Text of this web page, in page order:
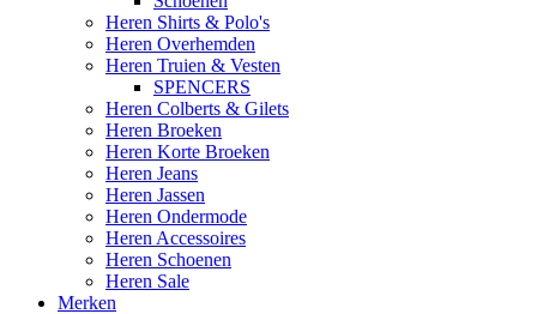
Heren Shirts & Polo's
Heren Overhemden
Heren Truien & Vesten
SPENCERS
Heren Colberts & Gilets
Heren Broeken
Heren Korte Broeken
Heren Jeans
Heren Jassen
Heren Ondermode
Heren Accessoires
Heren Schoenen
Heren Sale
Merken